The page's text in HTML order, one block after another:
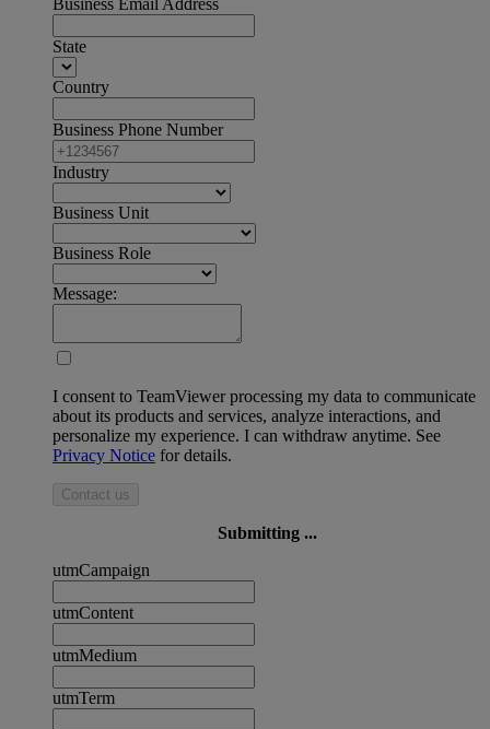
Business Email Address
State
Country
Business Phone Number
Industry
Business Unit
Business Role
Message:
I consent to TeamViewer processing my data to communicate
about its products and services, analyze interactions, and
personalize my experience. I can withdraw anytime. See
Privacy Notice for details.
Contact us
Submitting ...
utmCampaign
utmContent
utmMedium
utmTerm